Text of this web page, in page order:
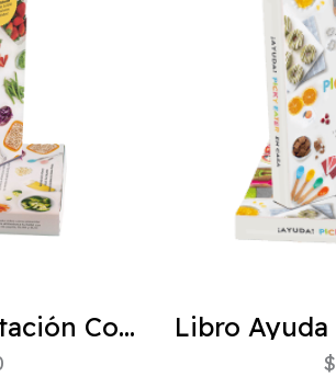
ABC de la Alimentación Complementaria 4ta edición
$